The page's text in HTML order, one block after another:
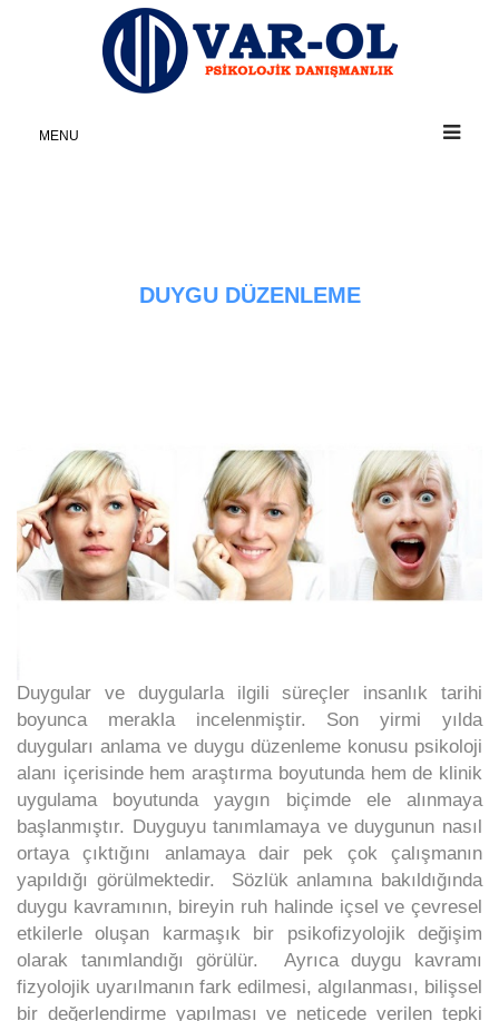
MENU
DUYGU DÜZENLEME
Duygular ve duygularla ilgili süreçler insanlık tarihi
boyunca merakla incelenmiştir. Son yirmi yılda
duyguları anlama ve duygu düzenleme konusu psikoloji
alanı içerisinde hem araştırma boyutunda hem de klinik
uygulama boyutunda yaygın biçimde ele alınmaya
başlanmıştır. Duyguyu tanımlamaya ve duygunun nasıl
ortaya çıktığını anlamaya dair pek çok çalışmanın
yapıldığı görülmektedir. Sözlük anlamına bakıldığında
duygu kavramının, bireyin ruh halinde içsel ve çevresel
etkilerle oluşan karmaşık bir psikofizyolojik değişim
olarak tanımlandığı görülür. Ayrıca duygu kavramı
fizyolojik uyarılmanın fark edilmesi, algılanması, bilişsel
bir değerlendirme yapılması ve neticede verilen tepki